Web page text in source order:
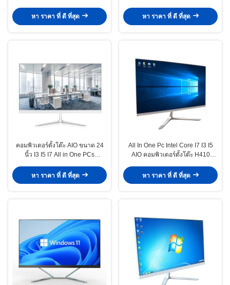
หา ราคา ที่ ดี ที่สุด
อินวัน PC
หา ราคา ที่ ดี ที่สุด
คอมพิวเตอร์ตั้งโต๊ะ AIO ขนาด 24
นิ้ว I3 I5 I7 All in One PCs
หา ราคา ที่ ดี ที่สุด
All In One Pc Intel Core I7 I3 I5
AIO คอมพิวเตอร์ตั้งโต๊ะ H410
หา ราคา ที่ ดี ที่สุด